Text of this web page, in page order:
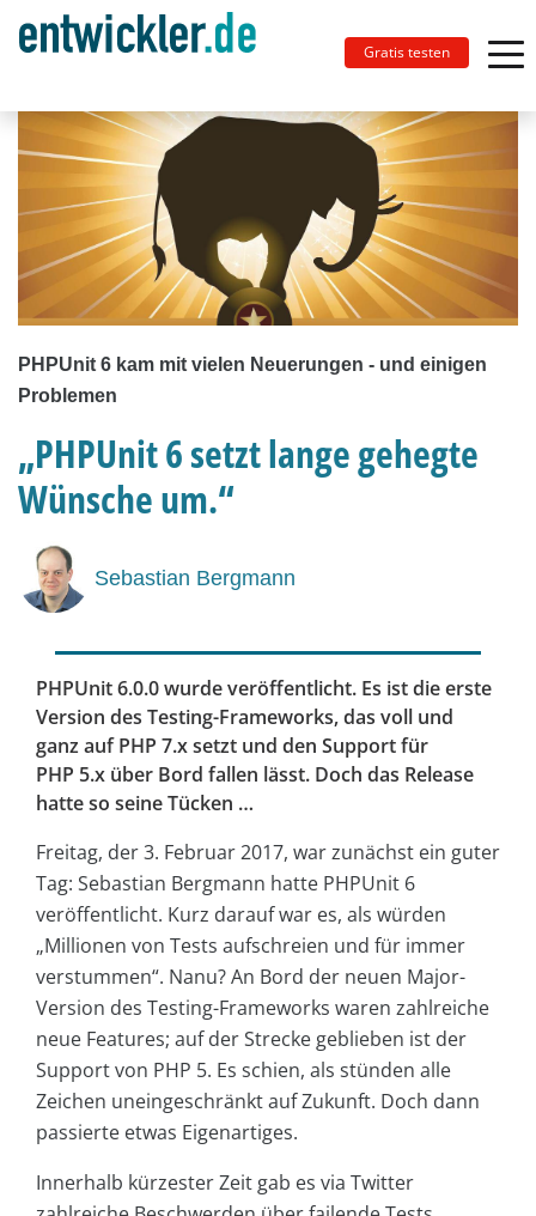
Gratis testen
PHPUnit 6 kam mit vielen Neuerungen - und einigen
Problemen
„PHPUnit 6 setzt lange gehegte
Wünsche um.“
Sebastian Bergmann
PHPUnit 6.0.0 wurde veröffentlicht. Es ist die erste
Version des Testing-Frameworks, das voll und
ganz auf PHP 7.x setzt und den Support für
PHP 5.x über Bord fallen lässt. Doch das Release
hatte so seine Tücken …
Freitag, der 3. Februar 2017, war zunächst ein guter
Tag: Sebastian Bergmann hatte PHPUnit 6
veröffentlicht. Kurz darauf war es, als würden
„Millionen von Tests aufschreien und für immer
verstummen“. Nanu? An Bord der neuen Major-
Version des Testing-Frameworks waren zahlreiche
neue Features; auf der Strecke geblieben ist der
Support von PHP 5. Es schien, als stünden alle
Zeichen uneingeschränkt auf Zukunft. Doch dann
passierte etwas Eigenartiges.
Innerhalb kürzester Zeit gab es via Twitter